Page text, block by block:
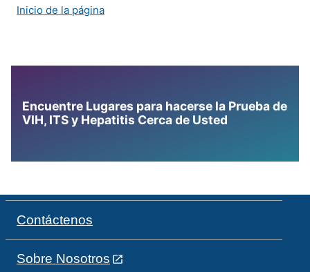
Inicio de la página
Encuentre Lugares para hacerse la Prueba de
VIH, ITS y Hepatitis Cerca de Usted
Contáctenos
Sobre Nosotros